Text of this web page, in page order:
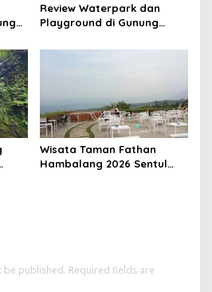
Review Waterpark dan
Playground di Gunung
Wisata Taman Fathan
Hambalang 2026 Sentul
be published. Required fields are